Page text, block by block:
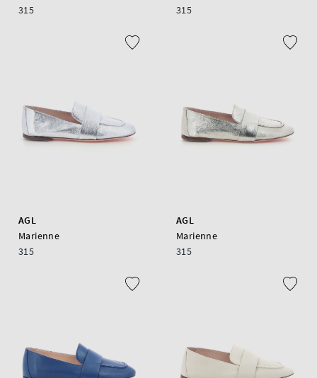
315
315
AGL
Marienne
315
AGL
Marienne
315